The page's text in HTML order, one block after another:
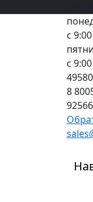
с
с
495
8 800
925